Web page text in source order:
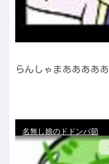
らんしゃまあああああ